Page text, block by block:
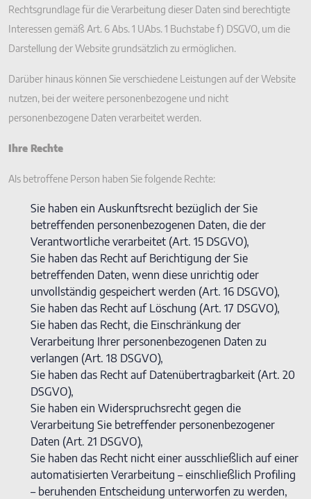
Rechtsgrundlage für die Verarbeitung dieser Daten sind berechtigte
Interessen gemäß Art. 6 Abs. 1 UAbs. 1 Buchstabe f) DSGVO, um die
Darstellung der Website grundsätzlich zu ermöglichen.
Darüber hinaus können Sie verschiedene Leistungen auf der Website
nutzen, bei der weitere personenbezogene und nicht
personenbezogene Daten verarbeitet werden.
Ihre Rechte
Als betroffene Person haben Sie folgende Rechte:
Sie haben ein Auskunftsrecht bezüglich der Sie
betreffenden personenbezogenen Daten, die der
Verantwortliche verarbeitet (Art. 15 DSGVO),
Sie haben das Recht auf Berichtigung der Sie
betreffenden Daten, wenn diese unrichtig oder
unvollständig gespeichert werden (Art. 16 DSGVO),
Sie haben das Recht auf Löschung (Art. 17 DSGVO),
Sie haben das Recht, die Einschränkung der
Verarbeitung Ihrer personenbezogenen Daten zu
verlangen (Art. 18 DSGVO),
Sie haben das Recht auf Datenübertragbarkeit (Art. 20
DSGVO),
Sie haben ein Widerspruchsrecht gegen die
Verarbeitung Sie betreffender personenbezogener
Daten (Art. 21 DSGVO),
Sie haben das Recht nicht einer ausschließlich auf einer
automatisierten Verarbeitung – einschließlich Profiling
– beruhenden Entscheidung unterworfen zu werden,